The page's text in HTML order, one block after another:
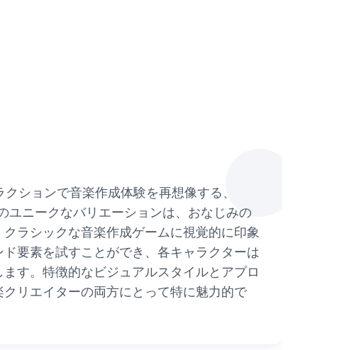
ションで音楽作成体験を再想像する、
ニークなバリエーションは、おなじみの
ラシックな音楽作成ゲームに視覚的に印象
要素を試すことができ、各キャラクターは
す。特徴的なビジュアルスタイルとアプロ
リエイターの両方にとって特に魅力的で